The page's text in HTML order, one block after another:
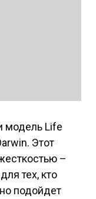
модель Life
Этот
–
тех, кто
подойдет